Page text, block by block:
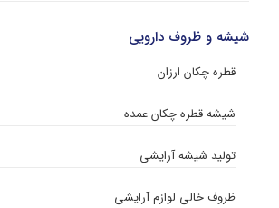
شیشه و ظروف دارویی
قطره چکان ارزان
شیشه قطره چکان عمده
تولید شیشه آرایشی
ظروف خالی لوازم آرایشی